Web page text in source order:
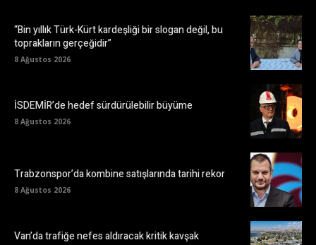
“Bin yıllık Türk-Kürt kardeşliği bir slogan değil, bu
toprakların gerçeğidir”
8 Ağustos 2026
İSDEMİR’de hedef sürdürülebilir büyüme
8 Ağustos 2026
Trabzonspor’da kombine satışlarında tarihi rekor
8 Ağustos 2026
Van’da trafiğe nefes aldıracak kritik kavşak